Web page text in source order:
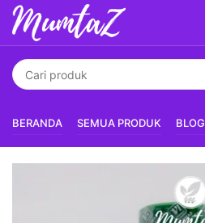
BERANDA SEMUA PRODUK BLOG